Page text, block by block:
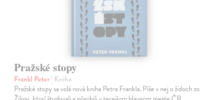
Pražské stopy
Frankl Peter| Kniha
Pražské stopy sa volá nová kniha Petra Frankla. Píše v nej o židoch zo